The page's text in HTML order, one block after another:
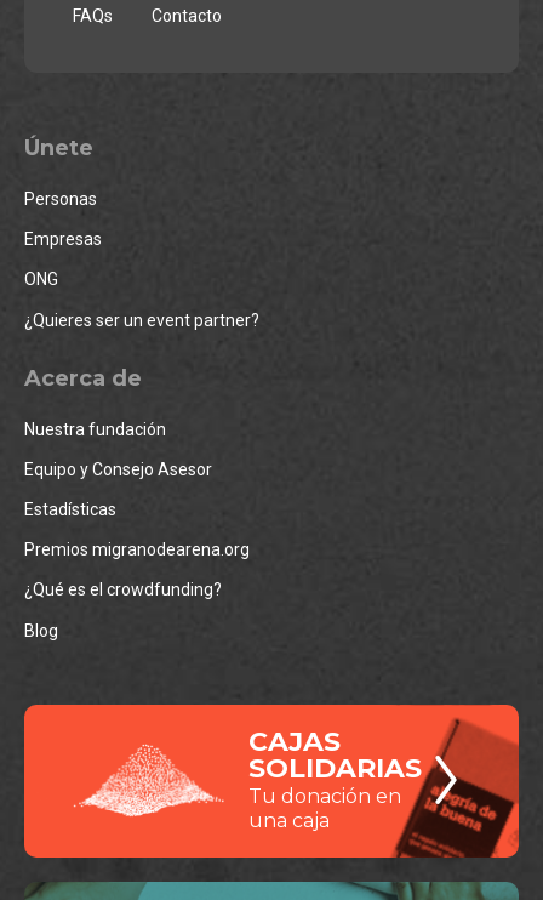
FAQs Contacto
Únete
Personas
Empresas
ONG
¿Quieres ser un event partner?
Acerca de
Nuestra fundación
Equipo y Consejo Asesor
Estadísticas
Premios migranodearena.org
¿Qué es el crowdfunding?
Blog
CAJAS
SOLIDARIAS
Tu donación en
una caja